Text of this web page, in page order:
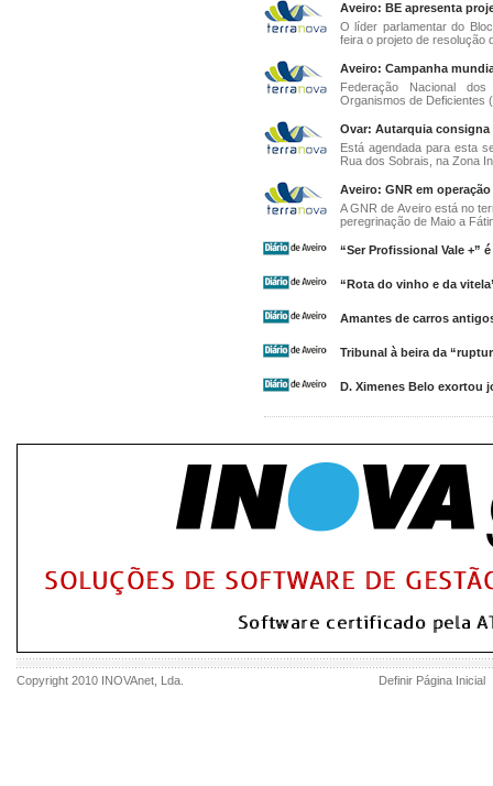
Aveiro: BE apresenta
O líder parlamentar do
feira o projeto de resolução
Aveiro: Campanha
Federação Nacional
Organismos de Deficientes
Ovar: Autarquia
Está agendada para esta
Rua dos Sobrais, na Zona
Aveiro: GNR em
A GNR de Aveiro está no
peregrinação de Maio a
“Ser Profissional Vale +”
“Rota do vinho e da
Amantes de carros
Tribunal à beira da
D. Ximenes Belo exortou
Copyright 2010 INOVAnet , Lda. Definir Página Inicial